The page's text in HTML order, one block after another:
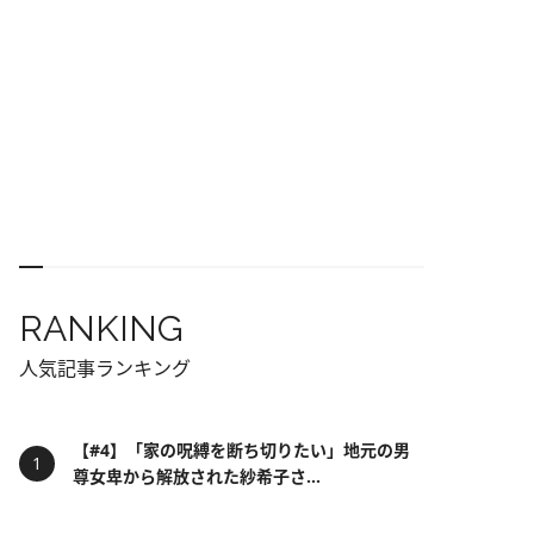
RANKING
人気記事ランキング
【#4】「家の呪縛を断ち切りたい」地元の男
尊女卑から解放された紗希子さ...